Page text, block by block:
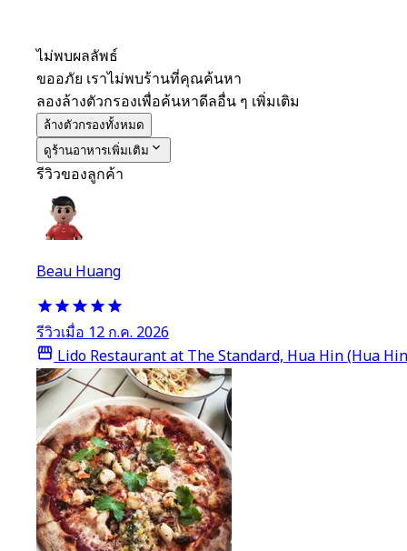
ไม่พบผลลัพธ์
ขออภัย เราไม่พบร้านที่คุณค้นหา
ลองล้างตัวกรองเพื่อค้นหาดีลอื่น ๆ เพิ่มเติม
ล้างตัวกรองทั้งหมด
ดูร้านอาหารเพิ่มเติม
รีวิวของลูกค้า
Beau Huang
รีวิวเมื่อ 12 ก.ค. 2026
Lido Restaurant at The Standard, Hua Hin (Hua